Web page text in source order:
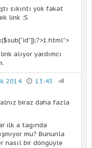
sıkıntı yok fakat
link :S
alıyor yardımcı
2014
13:43
biraz daha fazla
ilk a tagında
mu? Bununla
nasıl bir döngüyle